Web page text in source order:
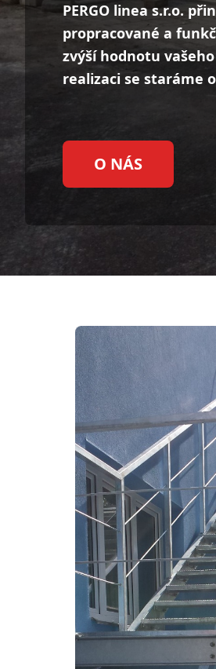
PERGO linea s.r.o.
propracované a
zvýší hodnotu
realizaci se staráme
O NÁS